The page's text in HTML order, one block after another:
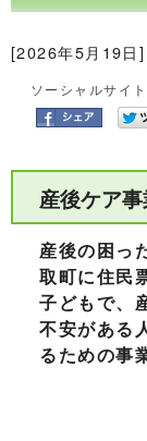
[2026年5月19日]
ソーシャルサイ
産後ケア
産後の困っ
取町に住民
子どもで、
不安がある
るための事